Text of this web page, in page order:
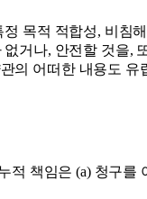
목적 적합성, 비침
거나, 안전할 것을,
의 어떠한 내용도
책임은 (a) 청구를